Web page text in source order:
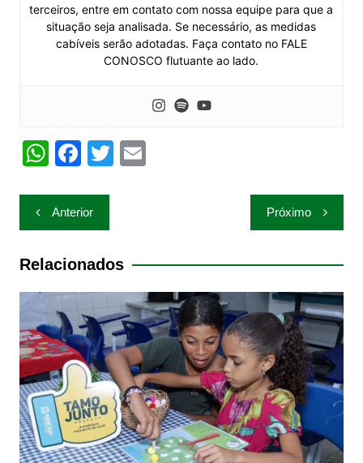
terceiros, entre em contato com nossa equipe para que a
situação seja analisada. Se necessário, as medidas
cabíveis serão adotadas. Faça contato no FALE
CONOSCO flutuante ao lado.
W
at
s
A
p
F
c
e
b
o
k
T E
Navegação
de
Post
Anterior Próximo
Relacionados